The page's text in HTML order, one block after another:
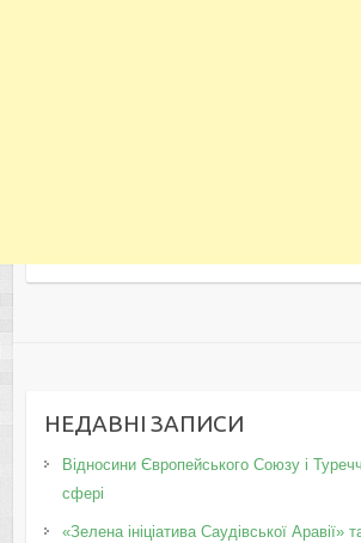
НЕДАВНІ ЗАПИСИ
Відносини Європейського Союзу і
сфері
«Зелена ініціатива Саудівської Аравії»